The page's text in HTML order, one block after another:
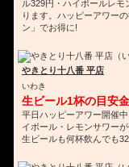
ル329円・ハイボールレモ
ります。ハッピーアワー
ン」でお得に!
やきとり十八番 平店
いわき
生ビール1杯の目安
平日ハッピーアワー開催
イボール・レモンサワー
生ビールも何杯飲んでも